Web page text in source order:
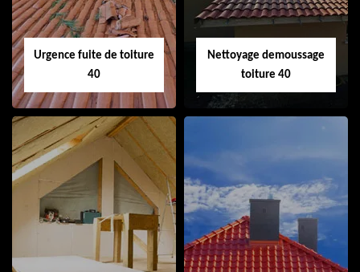
Urgence fuite de toiture
40
Urgence fuite de
toiture 40
Nettoyage demoussage
toiture 40
Nettoyage
demoussage
toiture 40